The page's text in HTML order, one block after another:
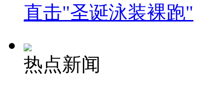
直击"圣诞泳装裸跑"
热点新闻